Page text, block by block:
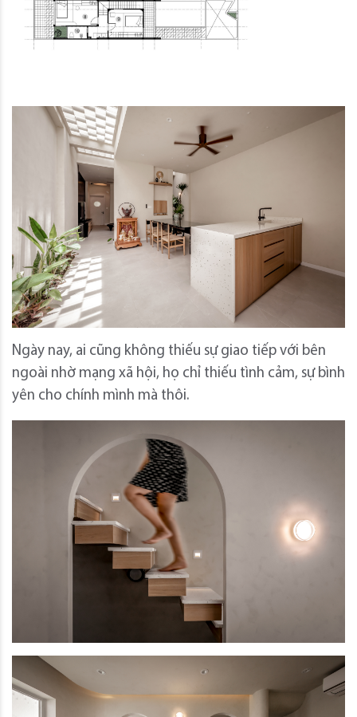
Ngày nay, ai cũng không thiếu sự giao tiếp với bên
ngoài nhờ mạng xã hội, họ chỉ thiếu tình cảm, sự bình
yên cho chính mình mà thôi.